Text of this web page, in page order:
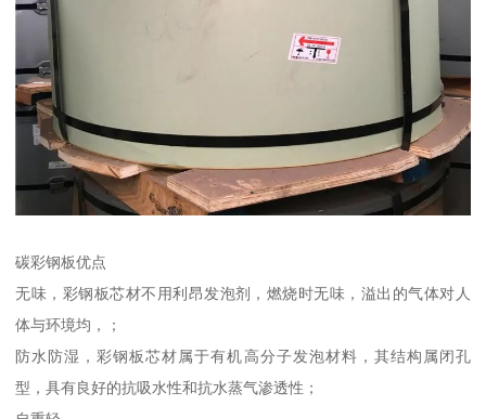
碳彩钢板优点
无味，彩钢板芯材不用利昂发泡剂，燃烧时无味，溢出的气体对人
体与环境均，；
防水防湿，彩钢板芯材属于有机高分子发泡材料，其结构属闭孔
型，具有良好的抗吸水性和抗水蒸气渗透性；